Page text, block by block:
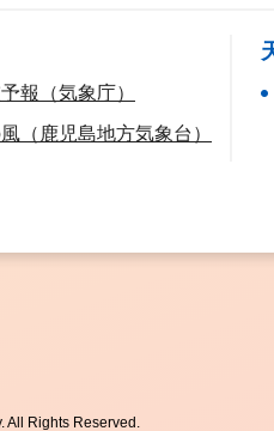
報（気象庁）
（鹿児島地方気象台）
All Rights Reserved.